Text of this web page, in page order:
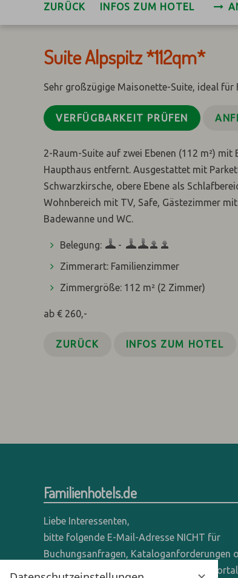
ZURÜCK INFOS ZUM HOTEL
Suite Alpspitz *112qm*
Sehr großzügige Maisonette-Suite, ideal für
VERFÜGBARKEIT PRÜFEN
2-Raum-Suite auf zwei Ebenen (112 m²)
Haupthaus entfernt. Ausgestattet mit
Schwarzkirsche, obere Ebene als
Wohnbereich mit TV, Safe, Gästezimmer
Badewanne und WC.
Belegung:
-
Zimmerart: Familienzimmer
Zimmergröße: 112 m² (2 Zimmer)
ab € 260,-
ZURÜCK INFOS ZUM HOTEL
Familienhotels.de
Liebe Interessenten,
bitte folgende E-Mail-Adresse NICHT für
Buchungsanfragen, Kataloganforderungen
verwenden - wir sind ein reines Online-